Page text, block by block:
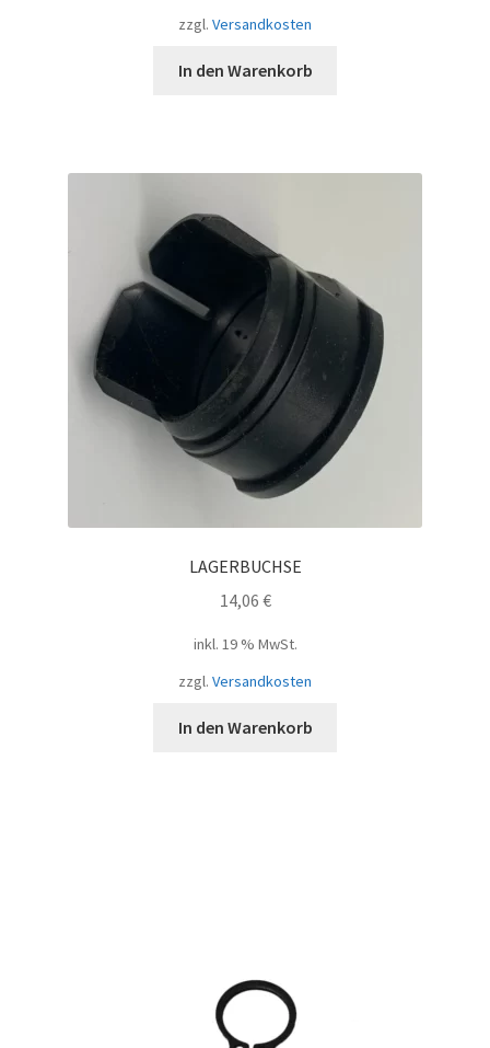
zzgl. Versandkosten
In den Warenkorb
LAGERBUCHSE
14,06 €
inkl. 19 % MwSt.
zzgl. Versandkosten
In den Warenkorb